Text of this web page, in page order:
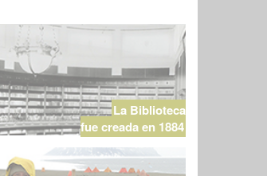
La Biblioteca
fue creada en 1884